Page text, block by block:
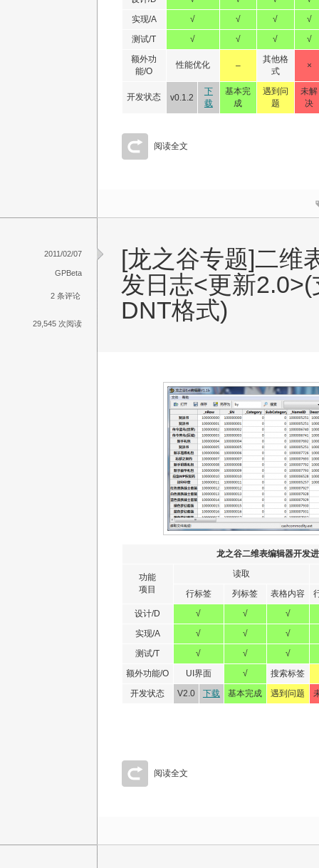
实现/A
√ √ √
√
测试/T
√ √ √
√
额外功
能/O
性能优化 –
其他格
式
×
开发状态 v0.1.2
下
载
基本完
成
遇到问
题
未解
决
阅读全文
[龙之谷专题]二维
发日志<更新
DNT格式)
龙之谷二维表编辑器开发
功能
项目
读取
行标签
列标签 表格内容
设计/D
√ √
√
实现/A
√ √
√
测试/T
√ √
√
额外功能/O
UI界面 √
搜索标签
开发状态
V2.0 下载 基本完成 遇到问题
阅读全文
2011/02/07
GPBeta
2 条评论
29,545 次阅读